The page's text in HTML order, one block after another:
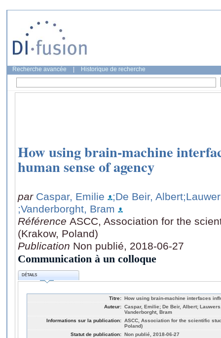
Recherche avancée Historique de recherche
How using brain-machine
human sense of agency
par Caspar, Emilie ;De Beir, Albert
;Vanderborght, Bram
Référence ASCC, Association for the
(Krakow, Poland)
Publication Non publié, 2018-06-27
Communication à un colloque
DÉTAILS
Titre: How using brain-machine interfaces
Auteur: Caspar, Emilie; De Beir, Albert;
Vanderborght, Bram
Informations sur la publication: ASCC, Association for the scientific
Poland)
Statut de publication: Non publié, 2018-06-27